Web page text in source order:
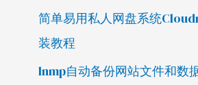
简单易用私人网盘系统
装教程
lnmp自动备份网站文件和数